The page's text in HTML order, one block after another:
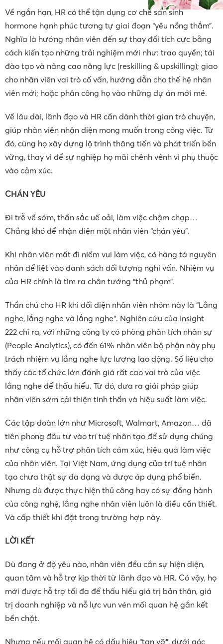
Về ngắn hạn, HR có thể tận dụng cơ chế sản sinh
hormone hạnh phúc tương tự giai đoạn “yêu nồng thắm”.
Nghĩa là hướng nhân viên đến sự thay đổi tích cực bằng
cách kiến tạo những trải nghiệm mới như: trao quyền; tái
đào tạo và nâng cao năng lực (reskilling & upskilling); giao
cho nhân viên vai trò cố vấn, hướng dẫn cho thế hệ nhân
viên mới; hoặc phân công họ vào những dự án mới mẻ.
Về lâu dài, lãnh đạo và HR cần dành thời gian trò chuyện,
giúp nhân viên nhận diện mong muốn trong công việc. Từ
đó, cùng họ xây dựng lộ trình thăng tiến và phát triển bền
vững, thay vì để sự nghiệp họ mãi chênh vênh vì phụ thuộc
vào cảm xúc.
CHÁN YÊU
Đi trễ về sớm, thần sắc uể oải, làm việc chậm chạp…
Chẳng khó để nhận diện một nhân viên “chán yêu”.
Khi nhân viên mất đi niềm vui làm việc, có hàng tá nguyên
nhân để liệt vào danh sách đối tượng nghi vấn. Nhiệm vụ
của HR chính là tìm ra chân tướng “thủ phạm”.
Thần chú cho HR khi đối diện nhân viên nhóm này là “Lắng
nghe, lắng nghe và lắng nghe”. Nghiên cứu của Insight
222 chỉ ra, với những công ty có phòng phân tích nhân sự
(People Analytics), có đến 61% nhân viên bộ phận này phụ
trách nhiệm vụ lắng nghe lực lượng lao động. Số liệu cho
thấy các tổ chức lớn đánh giá rất cao vai trò của việc
lắng nghe để thấu hiểu. Từ đó, đưa ra giải pháp giúp
nhân viên sớm cải thiện tinh thần và hiệu suất làm việc.
Các tập đoàn lớn như Microsoft, Walmart, Amazon… đã
tiên phong đầu tư vào trí tuệ nhân tạo để sử dụng chúng
như công cụ hỗ trợ phân tích cảm xúc, hiệu quả làm việc
của nhân viên. Tại Việt Nam, ứng dụng của trí tuệ nhân
tạo chưa thật sự đa dạng và được áp dụng phổ biến.
Nhưng dù được thực hiện thủ công hay có sự đồng hành
của công nghệ, lắng nghe nhân viên luôn là điều cần thiết.
Và cấp thiết khi đặt trong trường hợp này.
LỜI KẾT
Dù đang ở độ yêu nào, nhân viên đều cần sự hiện diện,
quan tâm và hỗ trợ kịp thời từ lãnh đạo và HR. Có vậy, họ
mới được hỗ trợ tối đa để thấu hiểu giá trị bản thân, giá
trị doanh nghiệp và nỗ lực vun vén mối quan hệ gắn kết
bền chặt.
Nhưng nếu mối quan hệ có dấu hiệu “tan vỡ”, dưới góc